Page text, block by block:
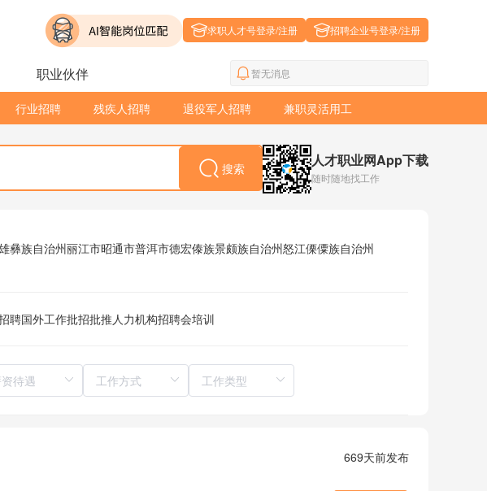
求职人才号登录/注册 招聘企业号登录/注册
职业伙伴 暂无消息
行业招聘 残疾人招聘 退役军人招聘 兼职灵活用工
搜索 人才职业网App下载
随时随地找工作
彝族自治州丽江市昭通市普洱市德宏傣族景颇族自治州怒江傈僳族自治州
聘国外工作批招批推人力机构招聘会培训
669天前发布